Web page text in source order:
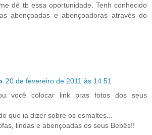
dê tb essa oportunidade. Tenh conhecido
abençoadas e abençoadoras através do
20 de fevereiro de 2011 às 14:51
você colocar link pras fotos dos seus
que ia dizer sobre os esmaltes...
lindas e abençoadas os seus Bebês!!